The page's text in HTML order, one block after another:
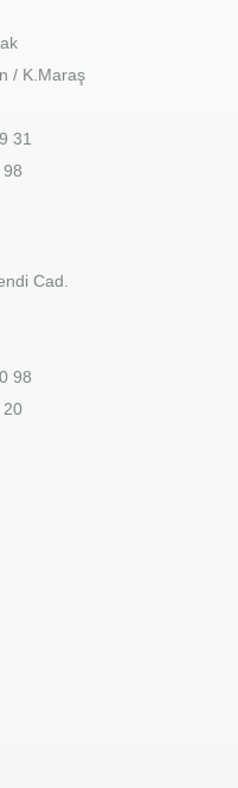
/ K.Maraş
31
98
Cad.
98
20